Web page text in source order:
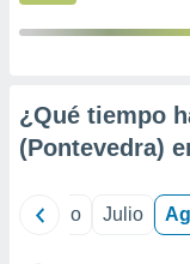
¿Qué tiempo
(Pontevedra)
Junio Julio